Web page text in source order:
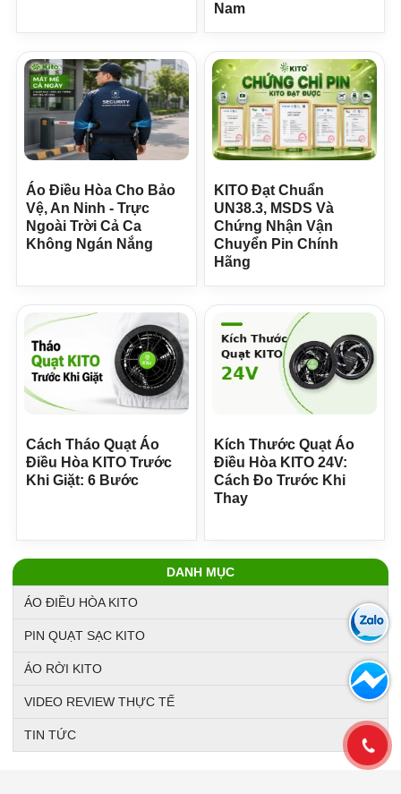
Nam
Áo Điều Hòa Cho Bảo
Vệ, An Ninh - Trực
Ngoài Trời Cả Ca
Không Ngán Nắng
KITO Đạt Chuẩn
UN38.3, MSDS Và
Chứng Nhận Vận
Chuyển Pin Chính
Hãng
Cách Tháo Quạt Áo
Điều Hòa KITO Trước
Khi Giặt: 6 Bước
Kích Thước Quạt Áo
Điều Hòa KITO 24V:
Cách Đo Trước Khi
Thay
DANH MỤC
ÁO ĐIỀU HÒA KITO
PIN QUẠT SẠC KITO
ÁO RỜI KITO
VIDEO REVIEW THỰC TẾ
TIN TỨC